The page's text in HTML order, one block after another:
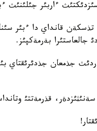
ءاربئر جئلئنئث
قانداي دا ءبئر
جالعاستئرا بةرمةكپئز.
جذمعان جذدئرئقتاي
سةنئثئزدةر، قذرمةتتئ